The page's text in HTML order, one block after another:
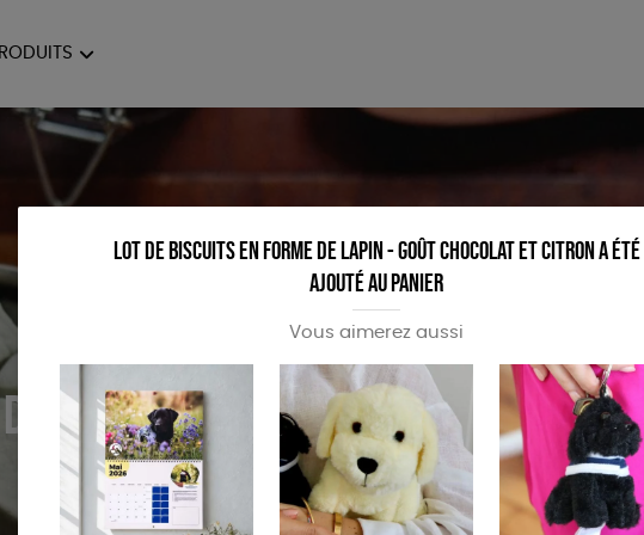
ÉPICERIE
OU PARTAGER
Lot de biscuits en forme de lapin - goût chocolat et citron a été
ajouté au panier
Vous aimerez aussi